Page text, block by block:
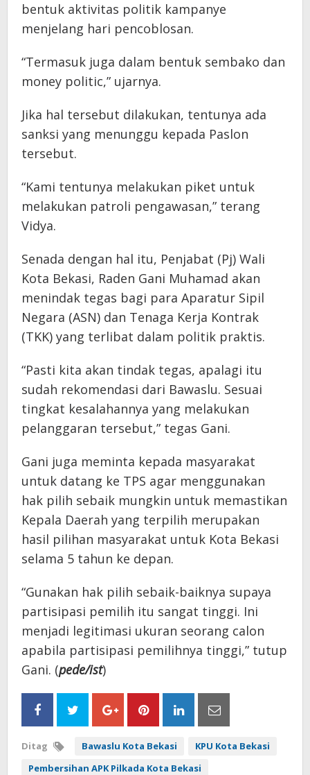
bentuk aktivitas politik kampanye
menjelang hari pencoblosan.
“Termasuk juga dalam bentuk sembako dan
money politic,” ujarnya.
Jika hal tersebut dilakukan, tentunya ada
sanksi yang menunggu kepada Paslon
tersebut.
“Kami tentunya melakukan piket untuk
melakukan patroli pengawasan,” terang
Vidya.
Senada dengan hal itu, Penjabat (Pj) Wali
Kota Bekasi, Raden Gani Muhamad akan
menindak tegas bagi para Aparatur Sipil
Negara (ASN) dan Tenaga Kerja Kontrak
(TKK) yang terlibat dalam politik praktis.
“Pasti kita akan tindak tegas, apalagi itu
sudah rekomendasi dari Bawaslu. Sesuai
tingkat kesalahannya yang melakukan
pelanggaran tersebut,” tegas Gani.
Gani juga meminta kepada masyarakat
untuk datang ke TPS agar menggunakan
hak pilih sebaik mungkin untuk memastikan
Kepala Daerah yang terpilih merupakan
hasil pilihan masyarakat untuk Kota Bekasi
selama 5 tahun ke depan.
“Gunakan hak pilih sebaik-baiknya supaya
partisipasi pemilih itu sangat tinggi. Ini
menjadi legitimasi ukuran seorang calon
apabila partisipasi pemilihnya tinggi,” tutup
Gani. (pede/ist)
Ditag Bawaslu Kota Bekasi
KPU Kota Bekasi
Pembersihan APK Pilkada Kota Bekasi